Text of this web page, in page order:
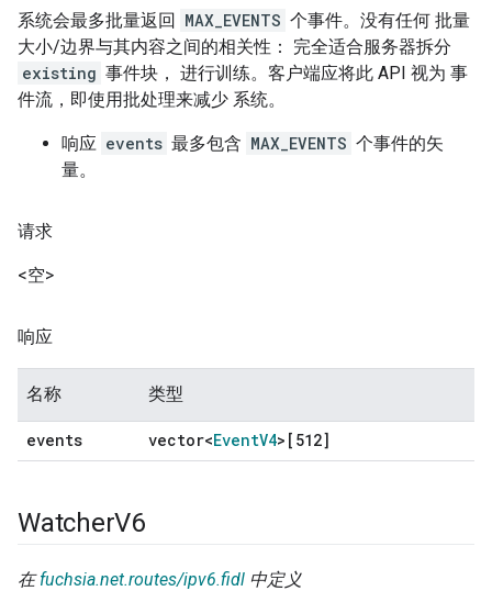
系统会最多批量返回 MAX_EVENTS 个事件。没有任何 批量
大小/边界与其内容之间的相关性： 完全适合服务器拆分
existing 事件块， 进行训练。客户端应将此 API 视为 事
件流，即使用批处理来减少 系统。
响应 events 最多包含 MAX_EVENTS 个事件的矢
量。
请求
<空>
响应
名称 类型
events vector<EventV4>[512]
WatcherV6
在fuchsia.net.routes/ipv6.fidl 中定义